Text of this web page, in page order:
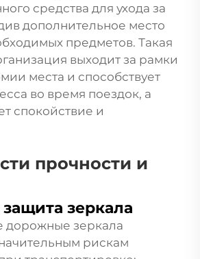
средства для ухода за
дополнительное место
предметов. Такая
выходит за рамки
места и способствует
во время поездок, а
спокойствие и
прочности и
зеркала
дорожные зеркала
рискам